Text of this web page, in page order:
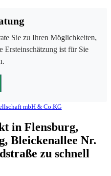
Sie zu Ihren Möglichkeiten,
Ersteinschätzung ist für Sie
mbH & Co.KG
in Flensburg,
Bleickenallee Nr.
zu schnell